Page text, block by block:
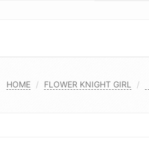
HOME FLOWER KNIGHT GIRL